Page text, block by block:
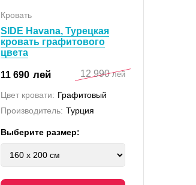
Кровать
SIDE Havana, Турецкая
кровать графитового
цвета
11 690 лей 12 990 лей
Цвет кровати: Графитовый
Производитель: Турция
Выберите размер: